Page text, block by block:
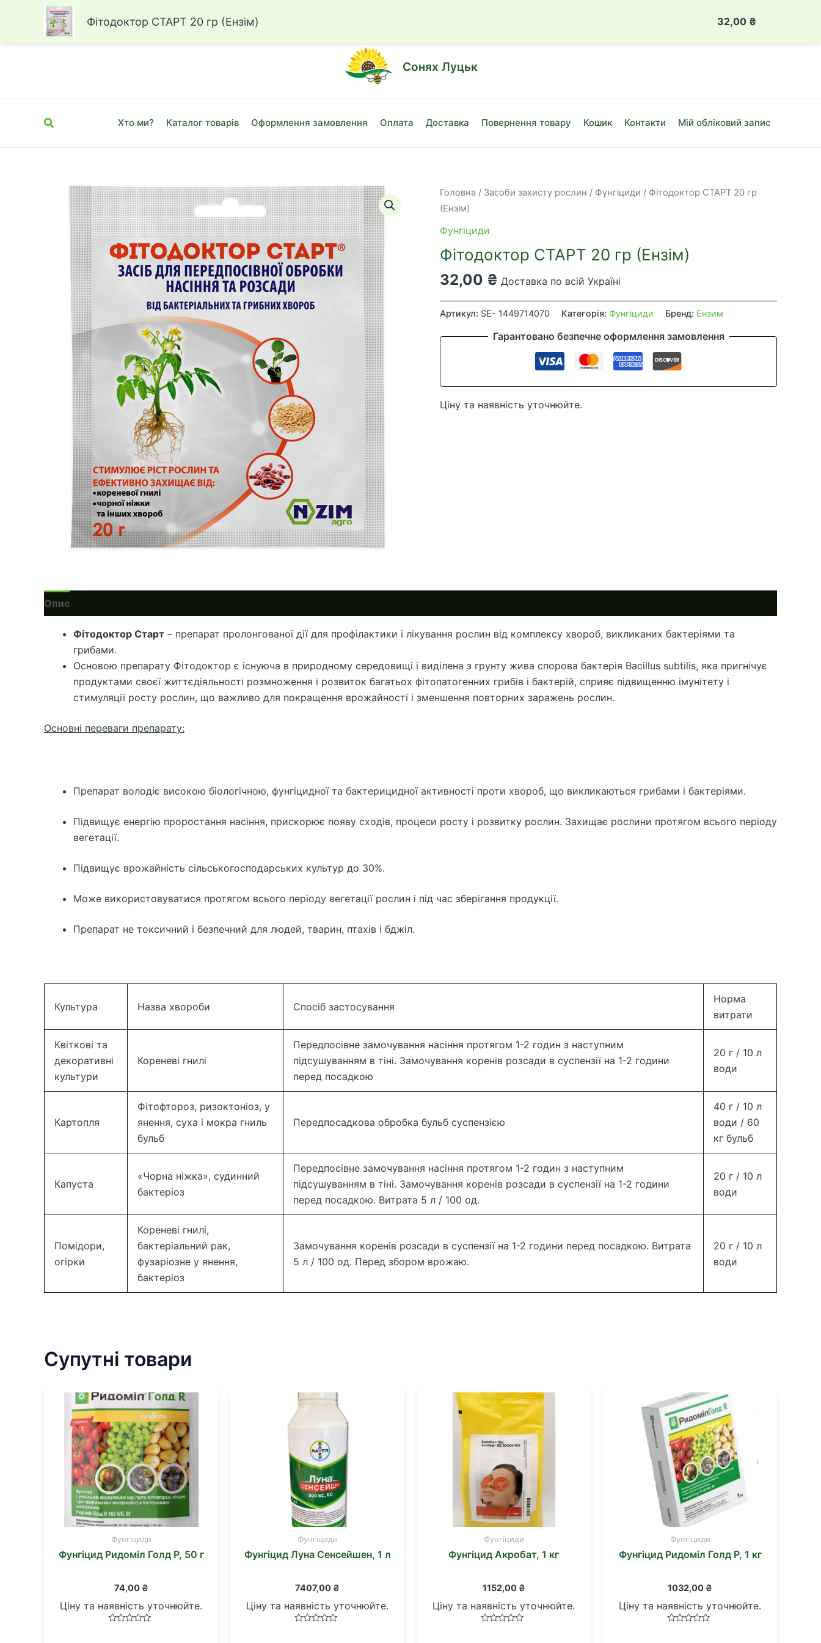
Луцьк, вул. Привокзальна, 10Б
Перейти
Сонях Луцьк
Пошук Хто ми? Каталог товарів Оформлення замовлення Оплата Доставка Повернення товару Кошик Контакти Мій обліковий запис
Головна / Засоби захисту рослин / Фунгіциди / Фітодоктор СТАРТ 20 гр
(Ензім)
Фунгіциди
Фітодоктор СТАРТ 20 гр (Ензім)
32,00 ₴ Доставка по всій Україні
Фітодоктор
СТАРТ
Артикул: SE- 1449714070 Категорія: Фунгіциди Бренд: Ензим
Гарантовано безпечне оформлення замовлення
Ціну та наявність уточнюйте.
Опис
Фітодоктор Старт – препарат пролонгованої дії для профілактики і лікування рослин від комплексу хвороб, викликаних бактеріями та
грибами.
Основою препарату Фітодоктор є існуюча в природному середовищі і виділена з грунту жива спорова бактерія Bacillus subtilis, яка пригнічує
продуктами своєї життєдіяльності розмноження і розвиток багатьох фітопатогенних грибів і бактерій, сприяє підвищенню імунітету і
стимуляції росту рослин, що важливо для покращення врожайності і зменшення повторних заражень рослин.
Основні переваги препарату:
Препарат володіє високою біологічною, фунгіцидної та бактерицидної активності проти хвороб, що викликаються грибами і бактеріями.
Підвищує енергію проростання насіння, прискорює появу сходів, процеси росту і розвитку рослин. Захищає рослини протягом всього періоду
вегетації.
Підвищує врожайність сільськогосподарських культур до 30%.
Може використовуватися протягом всього періоду вегетації рослин і під час зберігання продукції.
Препарат не токсичний і безпечний для людей, тварин, птахів і бджіл.
Культура Назва хвороби Спосіб застосування
Норма
витрати
Квіткові та
декоративні
культури
Кореневі гнилі
Передпосівне замочування насіння протягом 1-2 годин з наступним
підсушуванням в тіні. Замочування коренів розсади в суспензії на 1-2 години
перед посадкою
20 г / 10 л
води
Картопля
Фітофтороз, ризоктоніоз, у
янення, суха і мокра гниль
бульб
Передпосадкова обробка бульб суспензією
40 г / 10 л
води / 60
кг бульб
Капуста
«Чорна ніжка», судинний
бактеріоз
Передпосівне замочування насіння протягом 1-2 годин з наступним
підсушуванням в тіні. Замочування коренів розсади в суспензії на 1-2 години
перед посадкою. Витрата 5 л / 100 од.
20 г / 10 л
води
Помідори,
огірки
Кореневі гнилі,
бактеріальний рак,
фузаріозне у янення,
бактеріоз
Замочування коренів розсади в суспензії на 1-2 години перед посадкою. Витрата
5 л / 100 од. Перед збором врожаю.
20 г / 10 л
води
Супутні товари
Фунгіциди
Фунгіцид Ридоміл Голд Р, 50 г
74,00 ₴
Ціну та наявність уточнюйте.
Фунгіциди
Фунгіцид Луна Сенсейшен, 1 л
7407,00 ₴
Ціну та наявність уточнюйте.
Фунгіциди
Фунгіцид Акробат, 1 кг
1152,00 ₴
Ціну та наявність уточнюйте.
Фунгіциди
Фунгіцид Ридоміл Голд Р, 1 кг
1032,00 ₴
Ціну та наявність уточнюйте.
Фітодоктор СТАРТ 20 гр (Ензім) 32,00 ₴
СТАРТ